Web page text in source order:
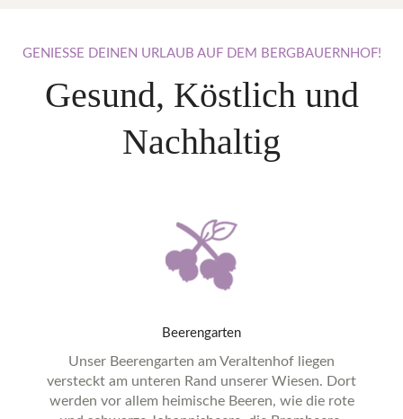
GENIESSE DEINEN URLAUB AUF DEM BERGBAUERNHOF!
Gesund, Köstlich und
Nachhaltig
Beerengarten
Unser Beerengarten am Veraltenhof liegen
versteckt am unteren Rand unserer Wiesen. Dort
werden vor allem heimische Beeren, wie die rote